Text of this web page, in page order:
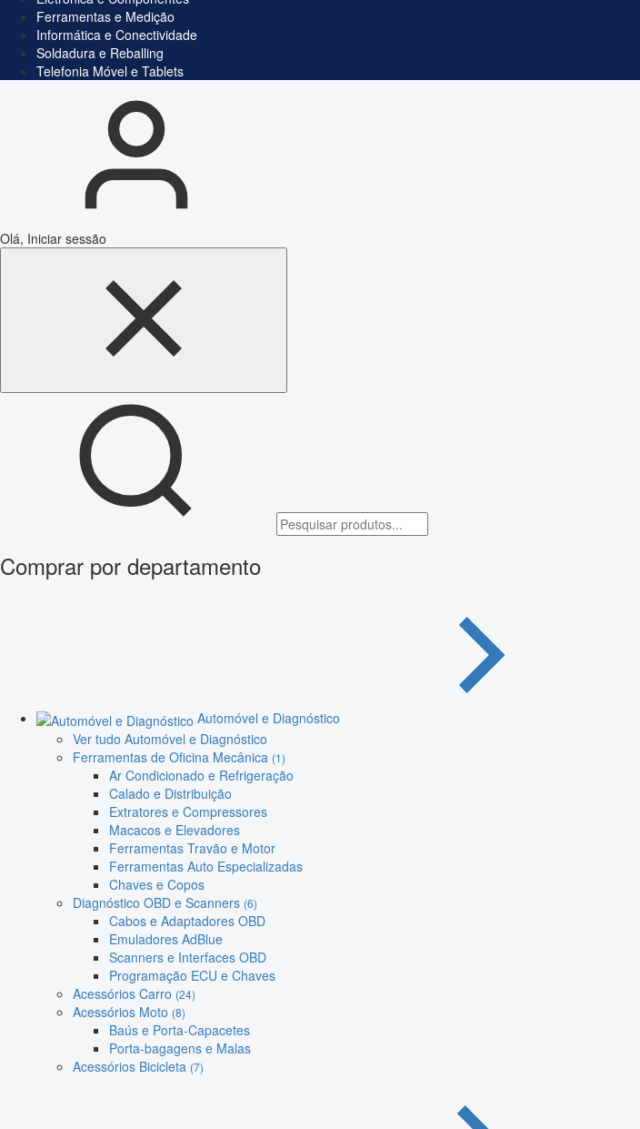
Ferramentas e Medição
Informática e Conectividade
Soldadura e Reballing
Telefonia Móvel e Tablets
Olá, Iniciar sessão
Comprar por departamento
Automóvel e Diagnóstico
Ver tudo Automóvel e Diagnóstico
Ferramentas de Oficina Mecânica (1)
Ar Condicionado e Refrigeração
Calado e Distribuição
Extratores e Compressores
Macacos e Elevadores
Ferramentas Travão e Motor
Ferramentas Auto Especializadas
Chaves e Copos
Diagnóstico OBD e Scanners (6)
Cabos e Adaptadores OBD
Emuladores AdBlue
Scanners e Interfaces OBD
Programação ECU e Chaves
Acessórios Carro (24)
Acessórios Moto (8)
Baús e Porta-Capacetes
Porta-bagagens e Malas
Acessórios Bicicleta (7)